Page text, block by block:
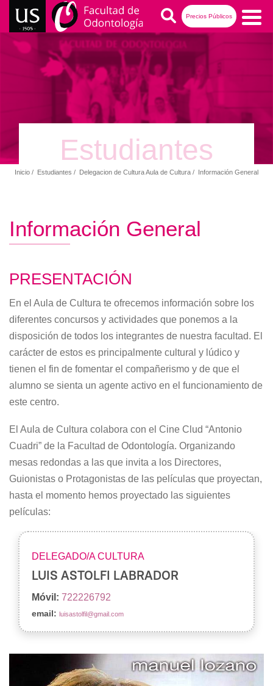
Pasar
contenido
Precios Públicos
Buscar
Navegación
principal
Estudiantes
Ruta
Inicio Estudiantes Delegacion de Cultura Aula de Cultura Información General
Información General
PRESENTACIÓN
En el Aula de Cultura te ofrecemos información sobre los
diferentes concursos y actividades que ponemos a la
disposición de todos los integrantes de nuestra facultad. El
carácter de estos es principalmente cultural y lúdico y
tienen el fin de fomentar el compañerismo y de que el
alumno se sienta un agente activo en el funcionamiento de
este centro.
El Aula de Cultura colabora con el Cine Clud “Antonio
Cuadri” de la Facultad de Odontología. Organizando
mesas redondas a las que invita a los Directores,
Guionistas o Protagonistas de las películas que proyectan,
hasta el momento hemos proyectado las siguientes
películas:
DELEGADO/A CULTURA
LUIS ASTOLFI LABRADOR
Móvil: 722226792
email: luisastolfil@gmail.com